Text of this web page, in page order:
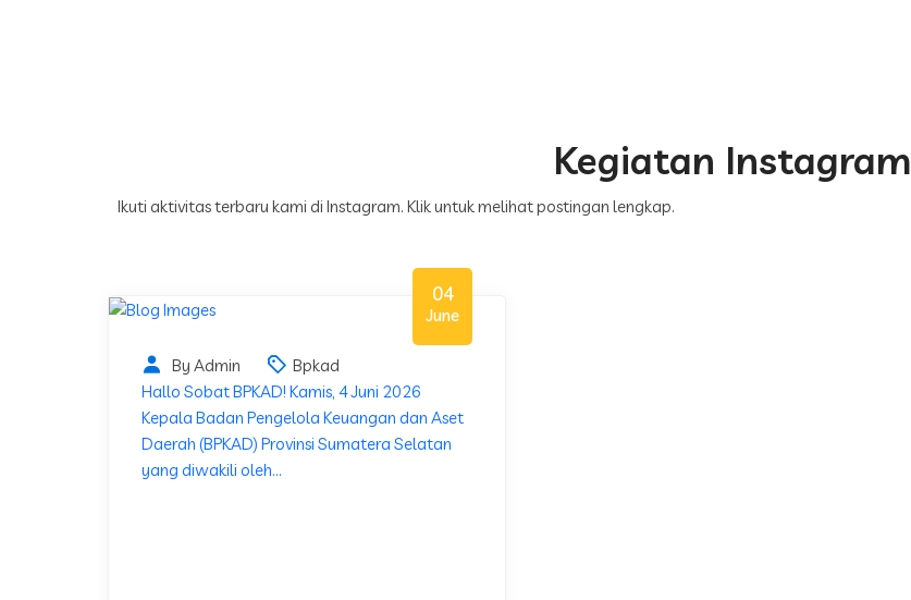
Kegiatan Instagram
Ikuti aktivitas terbaru kami di Instagram. Klik untuk melihat postingan lengkap.
04
June
By Admin
Bpkad
Hallo Sobat BPKAD! Kamis, 4 Juni 2026
Kepala Badan Pengelola Keuangan dan Aset
Daerah (BPKAD) Provinsi Sumatera Selatan
yang diwakili oleh...